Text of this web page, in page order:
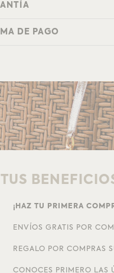
DE PAGO
TUS
¡HAZ TU PRIMERA
ENVÍOS GRATIS POR
REGALO POR COMPRAS
CONOCES PRIMERO LAS